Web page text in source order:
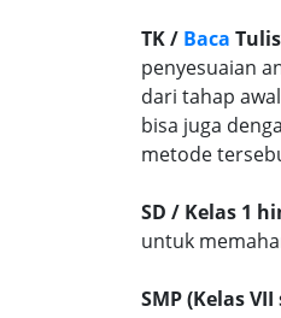
TK / Baca
penyesuaian
dari tahap
bisa juga
metode
SD / Kelas 1
untuk
SMP (Kelas